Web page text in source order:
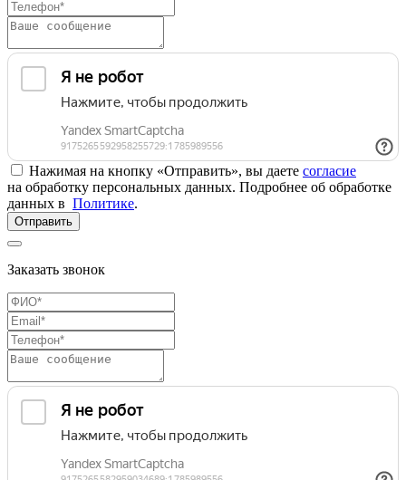
Нажимая на кнопку «Отправить», вы даете согласие
на обработку персональных данных. Подробнее об обработке
данных в Политике.
Отправить
Заказать звонок